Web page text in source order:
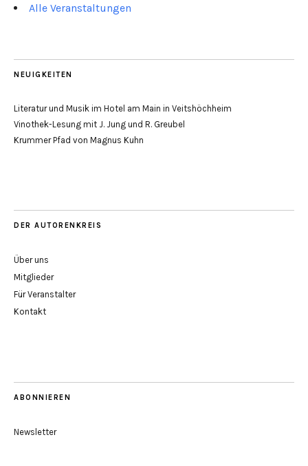
Alle Veranstaltungen
NEUIGKEITEN
Literatur und Musik im Hotel am Main in Veitshöchheim
Vinothek-Lesung mit J. Jung und R. Greubel
Krummer Pfad von Magnus Kuhn
DER AUTORENKREIS
Über uns
Mitglieder
Für Veranstalter
Kontakt
ABONNIEREN
Newsletter